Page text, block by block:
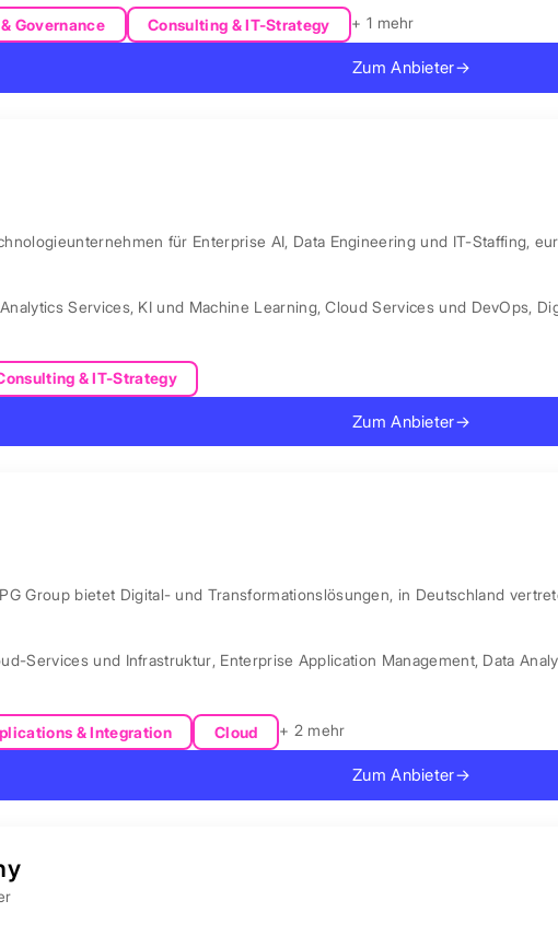
Governance Consulting & IT-Strategy + 1 mehr
Zum Anbieter→
für Enterprise AI, Data Engineering und IT-Staffing,
Services, KI und Machine Learning,Cloud Services und DevOps,
& IT-Strategy
Zum Anbieter→
Group bietet Digital- und Transformationslösungen, in Deutschland
Services und Infrastruktur, Enterprise Application Management, Data
& Integration Cloud + 2 mehr
Zum Anbieter→